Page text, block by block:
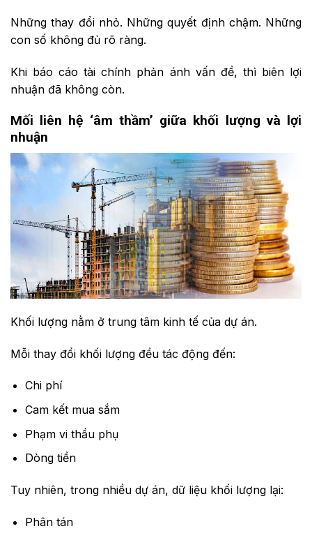
Những thay đổi nhỏ. Những quyết định chậm. Những
con số không đủ rõ ràng.
Khi báo cáo tài chính phản ánh vấn đề, thì biên lợi
nhuận đã không còn.
Mối liên hệ ‘âm thầm’ giữa khối lượng và lợi
nhuận
Khối lượng nằm ở trung tâm kinh tế của dự án.
Mỗi thay đổi khối lượng đều tác động đến:
Chi phí
Cam kết mua sắm
Phạm vi thầu phụ
Dòng tiền
Tuy nhiên, trong nhiều dự án, dữ liệu khối lượng lại:
Phân tán